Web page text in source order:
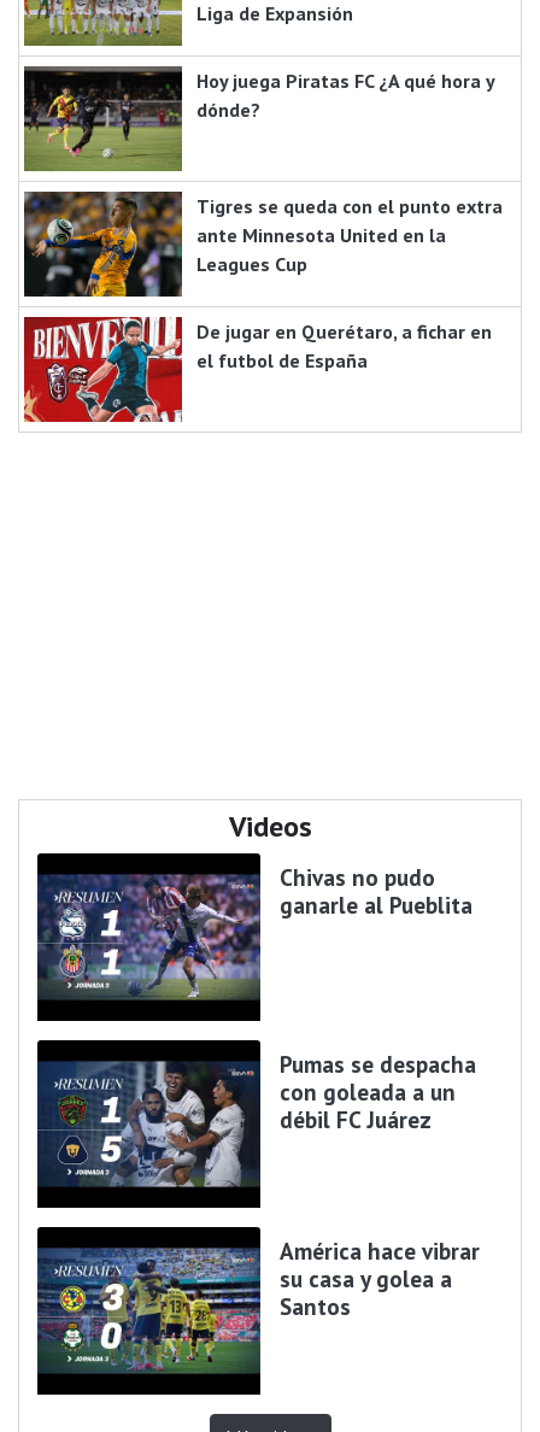
Liga de Expansión
Hoy juega Piratas FC ¿A qué hora y
dónde?
Tigres se queda con el punto extra
ante Minnesota United en la
Leagues Cup
De jugar en Querétaro, a fichar en
el futbol de España
Videos
Chivas no pudo
ganarle al Pueblita
Pumas se despacha
con goleada a un
débil FC Juárez
América hace vibrar
su casa y golea a
Santos